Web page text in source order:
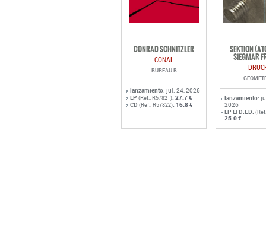
CONRAD SCHNITZLER
CONAL
BUREAU B
lanzamiento: jul. 24, 2026
LP (Ref.: R57821): 27.7 €
CD (Ref.: R57822): 16.8 €
SEKTION
SIEGMAR
lanzamiento:
2026
LP LTD.ED.
25.0 €